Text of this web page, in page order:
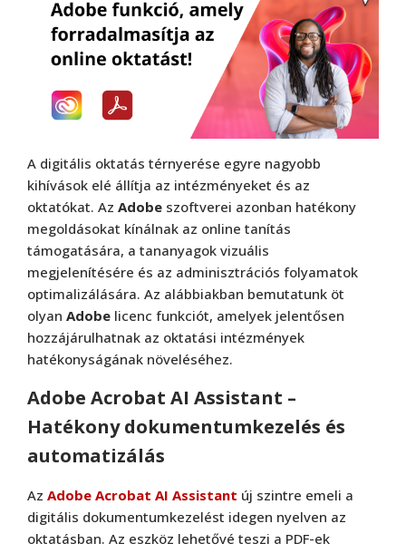
A digitális oktatás térnyerése egyre nagyobb
kihívások elé állítja az intézményeket és az
oktatókat. Az Adobe szoftverei azonban hatékony
megoldásokat kínálnak az online tanítás
támogatására, a tananyagok vizuális
megjelenítésére és az adminisztrációs folyamatok
optimalizálására. Az alábbiakban bemutatunk öt
olyan Adobe licenc funkciót, amelyek jelentősen
hozzájárulhatnak az oktatási intézmények
hatékonyságának növeléséhez.
Adobe Acrobat AI Assistant –
Hatékony dokumentumkezelés és
automatizálás
Az Adobe Acrobat AI Assistant új szintre emeli a
digitális dokumentumkezelést idegen nyelven az
oktatásban. Az eszköz lehetővé teszi a PDF-ek